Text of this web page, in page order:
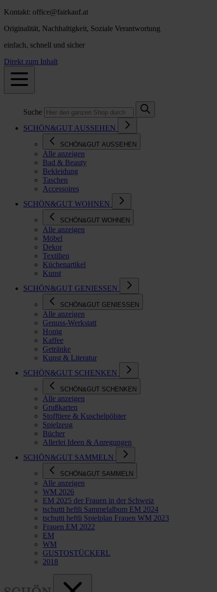
Kontakt: office@fairkauf.at
Originalität, Nachhaltigkeit, Soziale Verantwortung
einfach, schnell und sicher
Direkt zum Inhalt
Suche
SCHÖN&GUT AUSSEHEN
SCHÖN&GUT AUSSEHEN
Alle anzeigen
Bad & Beauty
Bekleidung
Taschen
Accessoires
SCHÖN&GUT WOHNEN
SCHÖN&GUT WOHNEN
Alle anzeigen
Möbel
Dekor
Textilien
Küchenartikel
Kunst
SCHÖN&GUT GENIESSEN
SCHÖN&GUT GENIESSEN
Alle anzeigen
Genuss-Werkstatt
Honig
Kaffee
Getränke
Kunst & Literatur
SCHÖN&GUT SCHENKEN
SCHÖN&GUT SCHENKEN
Alle anzeigen
Grußkarten
Stofftiere & Kuschelpölster
Spielzeug
Bücher
Allerlei Ideen & Anregungen
SCHÖN&GUT SAMMELN
SCHÖN&GUT SAMMELN
Alle anzeigen
WM 2026
EM 2025 der Frauen in der Schweiz
tschutti heftli Sammelalbum EM 2024
tschutti heftli Spielplan Frauen WM 2023
Frauen EM 2022
EM
WM
GUSTOSTÜCKERL
2018